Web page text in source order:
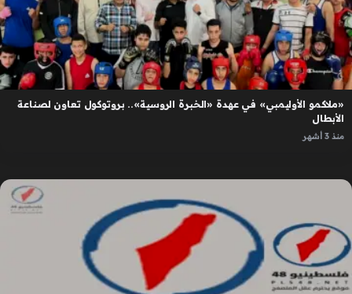
«ملاكمو الأوليمبي» في عهدة «الخبرة الروسية».. بروتوكول تعاون لصناعة
الأبطال
منذ 3 أشهر